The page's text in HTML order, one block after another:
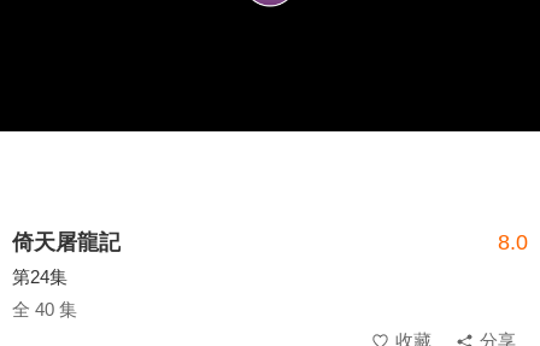
倚天屠龍記 8.0
第24集
全 40 集
收藏
分享